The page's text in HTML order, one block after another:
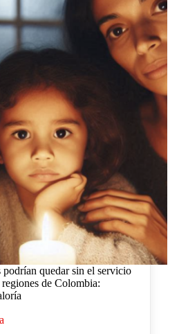
podrían quedar sin el servicio
de Colombia: